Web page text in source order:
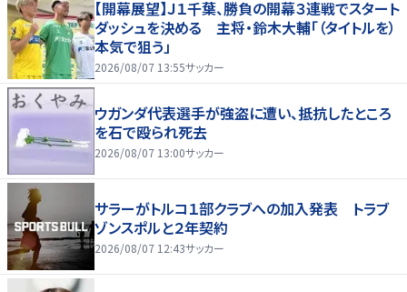
【開幕展望】Ｊ１千葉、勝負の開幕３連戦でスタート
ダッシュを決める 主将・鈴木大輔「（タイトルを）
本気で狙う」
2026/08/07 13:55サッカー
ウガンダ代表選手が強盗に遭い、抵抗したところ
を石で殴られ死去
2026/08/07 13:00サッカー
サラーがトルコ１部クラブへの加入発表 トラブ
ゾンスポルと２年契約
2026/08/07 12:43サッカー